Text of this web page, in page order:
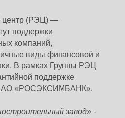
центр (РЭЦ) —
поддержки
компаний,
виды финансовой и
В рамках Группы РЭЦ
поддержке
АО «РОСЭКСИМБАНК».
завод» -